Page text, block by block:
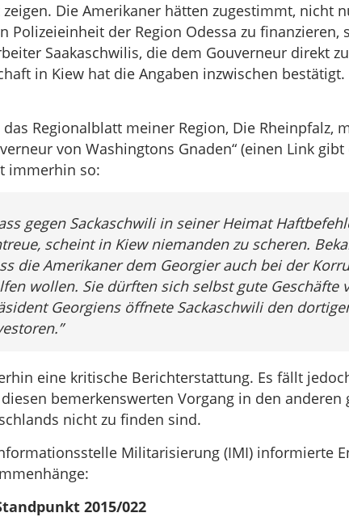
zeigen. Die Amerikaner hätten zugestimmt, nicht
Polizeieinheit der Region Odessa zu finanzieren,
Saakaschwilis, die dem Gouverneur direkt
in Kiew hat die Angaben inzwischen bestätigt.
das Regionalblatt meiner Region, Die Rheinpfalz,
von Washingtons Gnaden“ (einen Link
immerhin so:
gegen Sackaschwili in seiner Heimat
scheint in Kiew niemanden zu scheren.
die Amerikaner dem Georgier auch bei der
wollen. Sie dürften sich selbst gute Geschäfte
Georgiens öffnete Sackaschwili den
eine kritische Berichterstattung. Es fällt
bemerkenswerten Vorgang in den anderen
nicht zu finden sind.
Militarisierung (IMI) informierte
2015/022